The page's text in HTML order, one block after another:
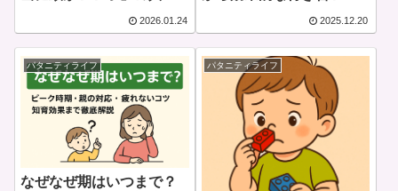
2026.01.24 2025.12.20
パタニティライフ
なぜなぜ期はいつまで？
パタニティライフ